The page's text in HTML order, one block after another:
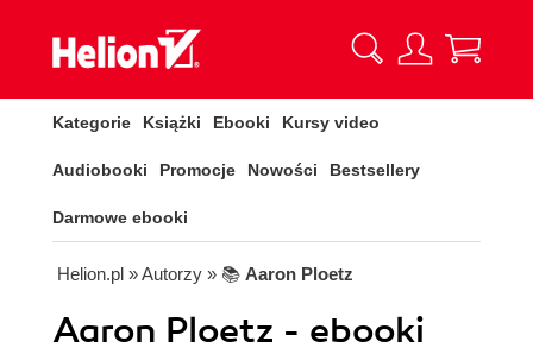
Kategorie Książki Ebooki Kursy video
Audiobooki Promocje Nowości Bestsellery
Darmowe ebooki
Helion.pl » Autorzy » 📚 Aaron Ploetz
Aaron Ploetz - ebooki